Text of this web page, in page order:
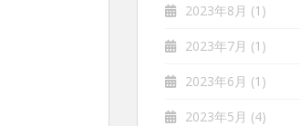
2023年8月 (1)
2023年7月 (1)
2023年6月 (1)
2023年5月 (4)